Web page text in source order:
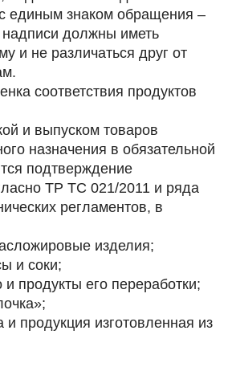
единым знаком обращения –
должны иметь
и не различаться друг от
соответствия продуктов
и выпуском товаров
назначения в обязательной
подтверждение
ТР ТС 021/2011 и ряда
регламентов, в
изделия;
и соки;
продукты его переработки;
и продукция изготовленная из